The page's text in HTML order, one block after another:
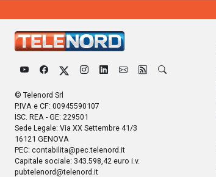
© Telenord Srl
P.IVA e CF: 00945590107
ISC. REA - GE: 229501
Sede Legale: Via XX Settembre 41/3
16121 GENOVA
PEC: contabilita@pec.telenord.it
Capitale sociale: 343.598,42 euro i.v.
pubtelenord@telenord.it